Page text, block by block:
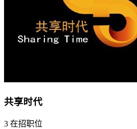
共享时代
3 在招职位